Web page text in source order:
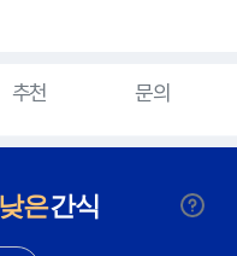
추천 문의
은간식